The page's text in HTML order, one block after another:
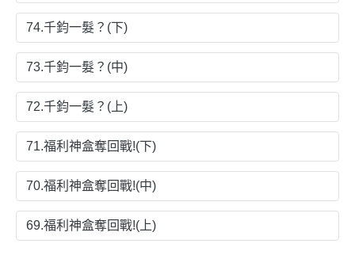
74.千鈞一髮？(下)
73.千鈞一髮？(中)
72.千鈞一髮？(上)
71.福利神盒奪回戰!(下)
70.福利神盒奪回戰!(中)
69.福利神盒奪回戰!(上)